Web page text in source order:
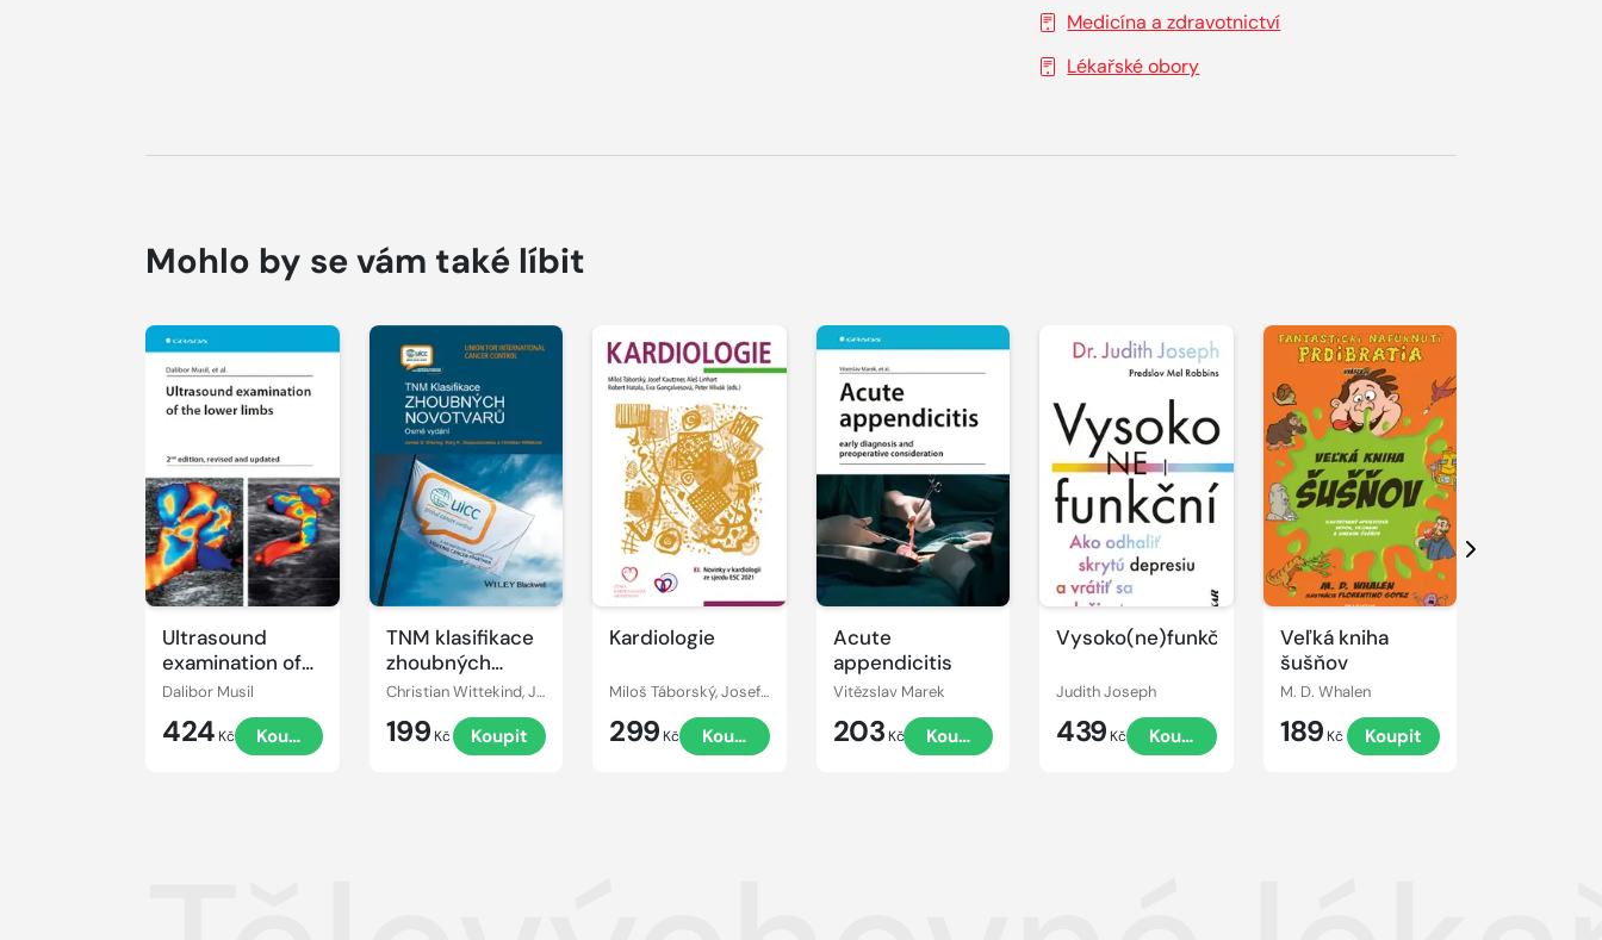
Medicína a zdravotnictví
Lékařské obory
Mohlo by se vám také líbit
Ultrasound
examination of
the lower limbs
Dalibor Musil
424 Kč Koupit
TNM klasifikace
zhoubných
novotvarů
Christian Wittekind, James D. Brierley, Mary K. Gospodarowicz
199 Kč Koupit
Kardiologie
Miloš Táborský, Josef Kautzner, Aleš Linhart
299 Kč Koupit
Acute
appendicitis
Vitězslav Marek
203 Kč Koupit
Vysoko(ne)funkční
Judith Joseph
439 Kč Koupit
Veľká kniha
šušňov
M. D. Whalen
189 Kč Koupit
Další